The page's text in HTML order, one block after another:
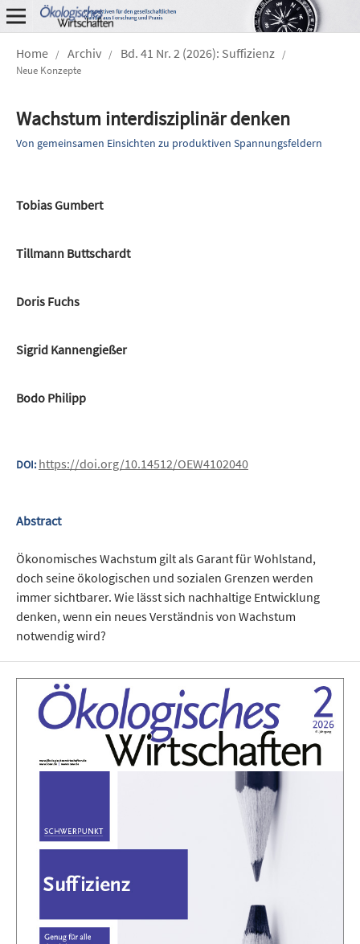
Home / Archiv / Bd. 41 Nr. 2 (2026): Suffizienz /
Neue Konzepte
Wachstum interdisziplinär denken
Von gemeinsamen Einsichten zu produktiven Spannungsfeldern
Tobias Gumbert
Tillmann Buttschardt
Doris Fuchs
Sigrid Kannengießer
Bodo Philipp
DOI: https://doi.org/10.14512/OEW4102040
Abstract
Ökonomisches Wachstum gilt als Garant für Wohlstand,
doch seine ökologischen und sozialen Grenzen werden
immer sichtbarer. Wie lässt sich nachhaltige Entwicklung
denken, wenn ein neues Verständnis von Wachstum
notwendig wird?